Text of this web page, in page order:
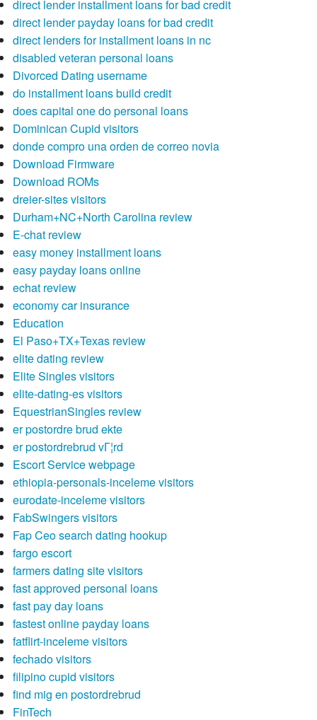
direct lender installment loans for bad credit
direct lender payday loans for bad credit
direct lenders for installment loans in nc
disabled veteran personal loans
Divorced Dating username
do installment loans build credit
does capital one do personal loans
Dominican Cupid visitors
donde compro una orden de correo novia
Download Firmware
Download ROMs
dreier-sites visitors
Durham+NC+North Carolina review
E-chat review
easy money installment loans
easy payday loans online
echat review
economy car insurance
Education
El Paso+TX+Texas review
elite dating review
Elite Singles visitors
elite-dating-es visitors
EquestrianSingles review
er postordre brud ekte
er postordrebrud vГ¦rd
Escort Service webpage
ethiopia-personals-inceleme visitors
eurodate-inceleme visitors
FabSwingers visitors
Fap Ceo search dating hookup
fargo escort
farmers dating site visitors
fast approved personal loans
fast pay day loans
fastest online payday loans
fatflirt-inceleme visitors
fechado visitors
filipino cupid visitors
find mig en postordrebrud
FinTech